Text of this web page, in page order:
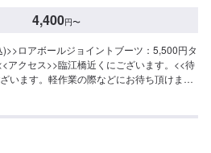
4,400円〜
ロアボールジョイントブーツ：5,500円タ
アクセス>>臨江橋近くにございます。<<待
います。軽作業の際などにお待ち頂けま